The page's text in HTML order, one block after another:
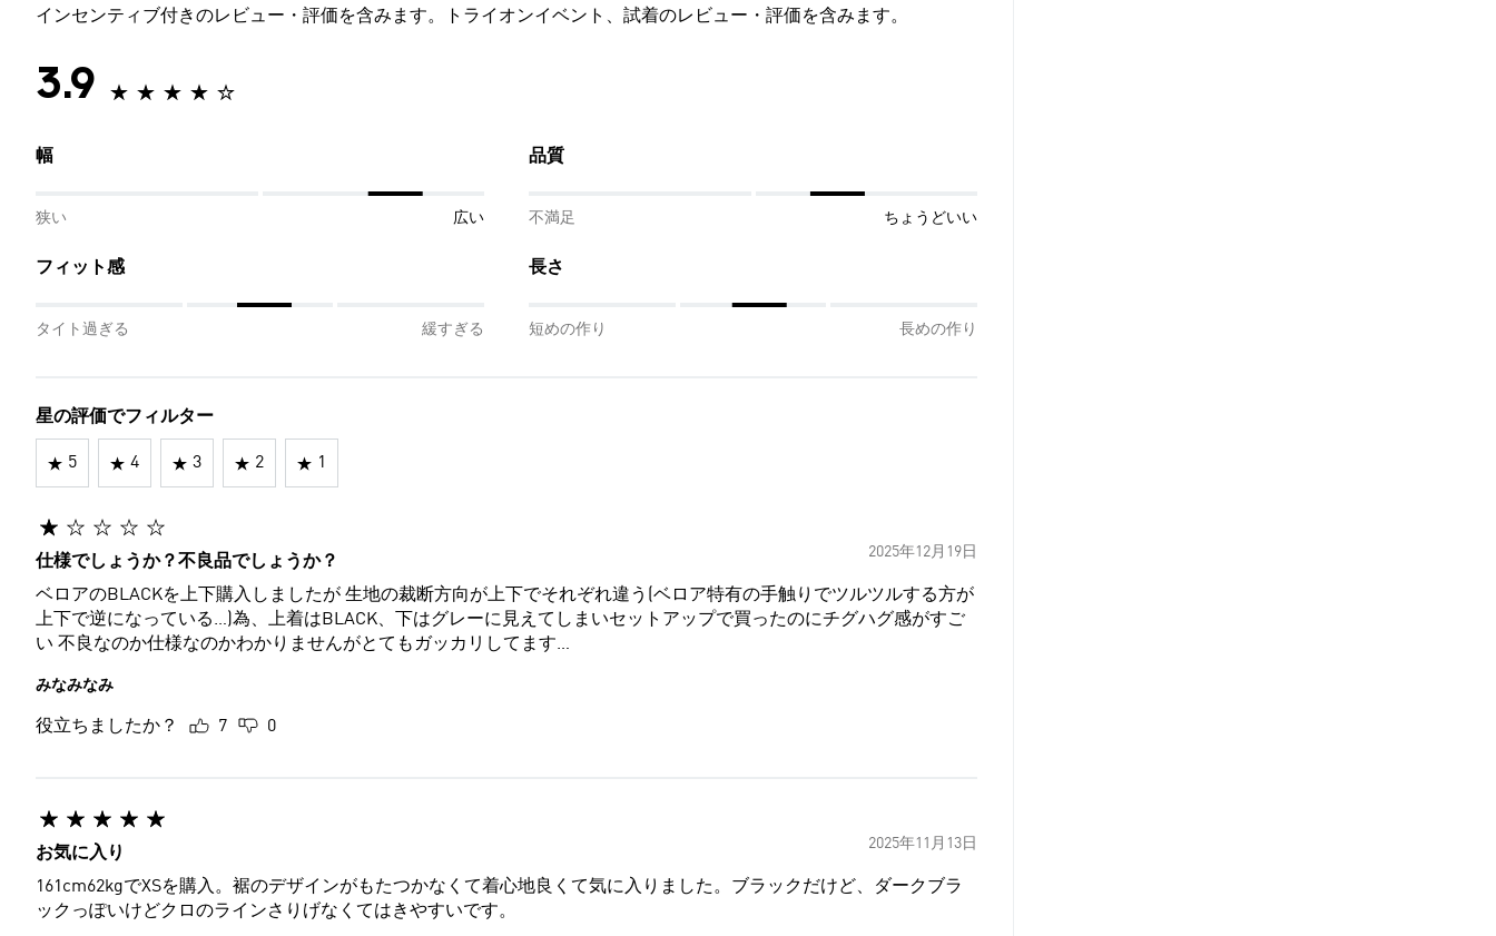
インセンティブ付きのレビュー・評価を含みます。トライオンイベント、試着のレビュー・評価を含みます。
3.9
幅
狭い 広い
品質
不満足 ちょうどいい
フィット感
タイト過ぎる 緩すぎる
長さ
短めの作り 長めの作り
星の評価でフィルター
5 4 3 2 1
2025年12月19日
仕様でしょうか？不良品でしょうか？
ベロアのBLACKを上下購入しましたが 生地の裁断方向が上下でそれぞれ違う(ベロア特有の手触りでツルツルする方が
上下で逆になっている…)為、上着はBLACK、下はグレーに見えてしまいセットアップで買ったのにチグハグ感がすご
い 不良なのか仕様なのかわかりませんがとてもガッカリしてます…
みなみなみ
役立ちましたか？ 7 0
2025年11月13日
お気に入り
161cm62kgでXSを購入。裾のデザインがもたつかなくて着心地良くて気に入りました。ブラックだけど、ダークブラ
ックっぽいけどクロのラインさりげなくてはきやすいです。